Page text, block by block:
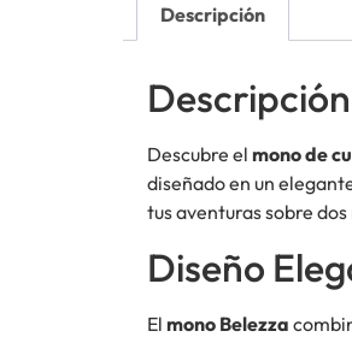
Descripción
Descripción
Descubre el mono de
diseñado en un
tus aventuras sobre
Diseño
El mono Belezza